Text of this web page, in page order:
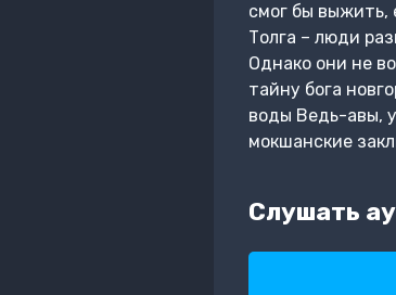
смог бы выжить,
Толга – люди
Однако они не
тайну бога
воды Ведь-авы,
мокшанские
Слушать